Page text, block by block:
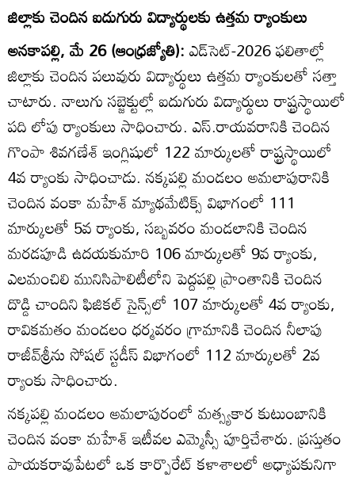
జిల్లాకు చెందిన ఐదుగురు విద్యార్థులకు ఉత్తమ ర్యాంకులు
అనకాపల్లి, మే 26 (ఆంధ్రజ్యోతి):ఎడ్‌సెట్‌-2026 ఫలితాల్లో
జిల్లాకు చెందిన పలువురు విద్యార్థులు ఉత్తమ ర్యాంకులతో సత్తా
చాటారు. నాలుగు సబ్జెక్టుల్లో ఐదుగురు విద్యార్థులు రాష్ట్రస్థాయిలో
పది లోపు ర్యాంకులు సాధించారు. ఎస్‌.రాయవరానికి చెందిన
గొంపా శివగణేశ్‌ ఇంగ్లిషులో 122 మార్కులతో రాష్ట్రస్థాయిలో
4వ ర్యాంకు సాధించాడు. నక్కపల్లి మండలం అమలాపురానికి
చెందిన వంకా మహేశ్‌ మ్యాథమేటిక్స్‌ విభాగంలో 111
మార్కులతో 5వ ర్యాంకు, సబ్బవరం మండలానికి చెందిన
మరడపూడి ఉదయకుమారి 106 మార్కులతో 9వ ర్యాంకు,
ఎలమంచిలి మునిసిపాలిటీలోని పెద్దపల్లి ప్రాంతానికి చెందిన
దొడ్డి చాందిని ఫిజికల్‌ సైన్స్‌లో 107 మార్కులతో 4వ ర్యాంకు,
రావికమతం మండలం ధర్మవరం గ్రామానికి చెందిన నీలాపు
రాజీవ్‌శ్రీను సోషల్‌ స్టడీస్‌ విభాగంలో 112 మార్కులతో 2వ
ర్యాంకు సాధించారు.
నక్కపల్లి మండలం అమలాపురంలో మత్స్యకార కుటుంబానికి
చెందిన వంకా మహేశ్‌ ఇటీవల ఎమ్మెస్సీ పూర్తిచేశారు. ప్రస్తుతం
పాయకరావుపేటలో ఒక కార్పొరేట్‌ కళాశాలలో అధ్యాపకునిగా